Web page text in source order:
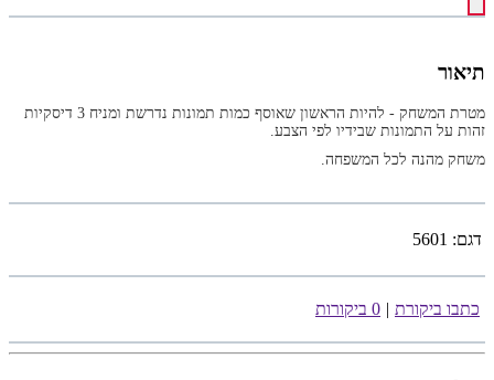
תיאור
מטרת המשחק - להיות הראשון שאוסף כמות תמונות נדרשת ומניח 3 דיסקיות
זהות על התמונות שבידיו לפי הצבע.
משחק מהנה לכל המשפחה.
דגם: 5601
כתבו ביקורת | 0 ביקורות